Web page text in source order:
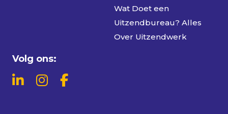
Wat Doet een
Uitzendbureau? Alles
Over Uitzendwerk
Volg ons: